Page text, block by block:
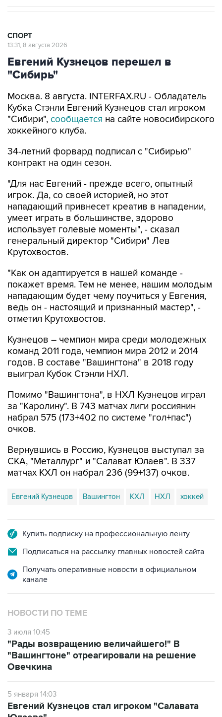
СПОРТ
13:31, 8 августа 2026
Евгений Кузнецов перешел в
"Сибирь"
Москва. 8 августа. INTERFAX.RU - Обладатель
Кубка Стэнли Евгений Кузнецов стал игроком
"Сибири", сообщается на сайте новосибирского
хоккейного клуба.
34-летний форвард подписал с "Сибирью"
контракт на один сезон.
"Для нас Евгений - прежде всего, опытный
игрок. Да, со своей историей, но этот
нападающий привнесет креатив в нападении,
умеет играть в большинстве, здорово
использует голевые моменты", - сказал
генеральный директор "Сибири" Лев
Крутохвостов.
"Как он адаптируется в нашей команде -
покажет время. Тем не менее, нашим молодым
нападающим будет чему поучиться у Евгения,
ведь он - настоящий и признанный мастер", -
отметил Крутохвостов.
Кузнецов – чемпион мира среди молодежных
команд 2011 года, чемпион мира 2012 и 2014
годов. В составе "Вашингтона" в 2018 году
выиграл Кубок Стэнли НХЛ.
Помимо "Вашингтона", в НХЛ Кузнецов играл
за "Каролину". В 743 матчах лиги россиянин
набрал 575 (173+402 по системе "гол+пас")
очков.
Вернувшись в Россию, Кузнецов выступал за
СКА, "Металлург" и "Салават Юлаев". В 337
матчах КХЛ он набрал 236 (99+137) очков.
Евгений Кузнецов Вашингтон КХЛ НХЛ хоккей
Купить подписку на профессиональную ленту
Подписаться на рассылку главных новостей сайта
Получать оперативные новости в официальном
канале
НОВОСТИ ПО ТЕМЕ
3 июля 10:45
"Рады возвращению величайшего!" В
"Вашингтоне" отреагировали на решение
Овечкина
5 января 14:03
Евгений Кузнецов стал игроком "Салавата